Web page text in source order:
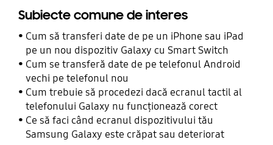
Subiecte comune de interes
Cum să transferi date de pe un iPhone sau iPad
pe un nou dispozitiv Galaxy cu Smart Switch
Cum se transferă date de pe telefonul Android
vechi pe telefonul nou
Cum trebuie să procedezi dacă ecranul tactil al
telefonului Galaxy nu funcționează corect
Ce să faci când ecranul dispozitivului tău
Samsung Galaxy este crăpat sau deteriorat